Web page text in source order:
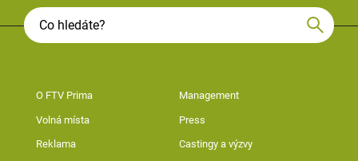
O FTV Prima Management
Volná místa Press
Reklama Castingy a výzvy